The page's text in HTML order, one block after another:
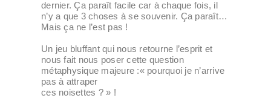
dernier. Ça paraît facile car à chaque fois, il
n’y a que 3 choses à se souvenir. Ça paraît…
Mais ça ne l’est pas !
Un jeu bluffant qui nous retourne l’esprit et
nous fait nous poser cette question
métaphysique majeure :« pourquoi je n’arrive
pas à attraper
ces noisettes ? » !